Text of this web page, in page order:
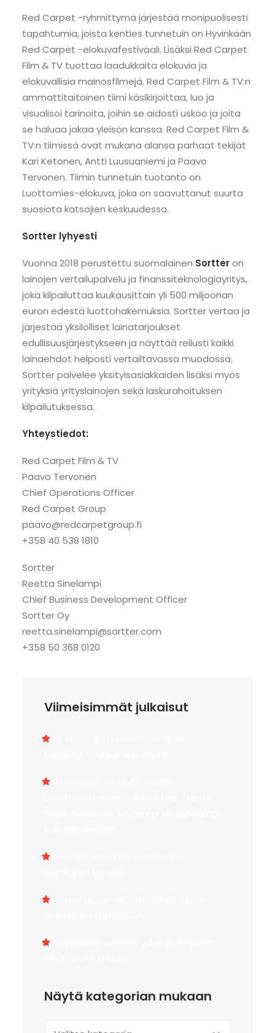
Red Carpet -ryhmittymä järjestää monipuolisesti
tapahtumia, joista kenties tunnetuin on Hyvinkään
Red Carpet -elokuvafestivaali. Lisäksi Red Carpet
Film & TV tuottaa laadukkaita elokuvia ja
elokuvallisia mainosfilmejä. Red Carpet Film & TV:n
ammattitaitoinen tiimi käsikirjoittaa, luo ja
visualisoi tarinoita, joihin se aidosti uskoo ja joita
se haluaa jakaa yleisön kanssa. Red Carpet Film &
TV:n tiimissä ovat mukana alansa parhaat tekijät
Kari Ketonen, Antti Luusuaniemi ja Paavo
Tervonen. Tiimin tunnetuin tuotanto on
Luottomies-elokuva, joka on saavuttanut suurta
suosiota katsojien keskuudessa.
Sortter lyhyesti
Vuonna 2018 perustettu suomalainen Sortteron
lainojen vertailupalvelu ja finanssiteknologiayritys,
joka kilpailuttaa kuukausittain yli 500 miljoonan
euron edestä luottohakemuksia. Sortter vertaa ja
järjestää yksilölliset lainatarjoukset
edullisuusjärjestykseen ja näyttää reilusti kaikki
lainaehdot helposti vertailtavassa muodossa.
Sortter palvelee yksityisasiakkaiden lisäksi myös
yrityksiä yrityslainojen sekä laskurahoituksen
kilpailutuksessa.
Yhteystiedot:
Red Carpet Film & TV
Paavo Tervonen
Chief Operations Officer
Red Carpet Group
paavo@redcarpetgroup.fi
+358 40 538 1810
Sortter
Reetta Sinelampi
Chief Business Development Officer
Sortter Oy
reetta.sinelampi@sortter.com
+358 50 368 0120
Viimeisimmät julkaisut
Uusi komedia Luottomies-elokuvien
Jättisuosion saavuttaneelle
Sovellus maaliin tehokkaammin
TV- ja elokuva-alan rahoitusmurros –
Kumppaniksi vuoden odotetuimpaan
Näytä kategorian mukaan